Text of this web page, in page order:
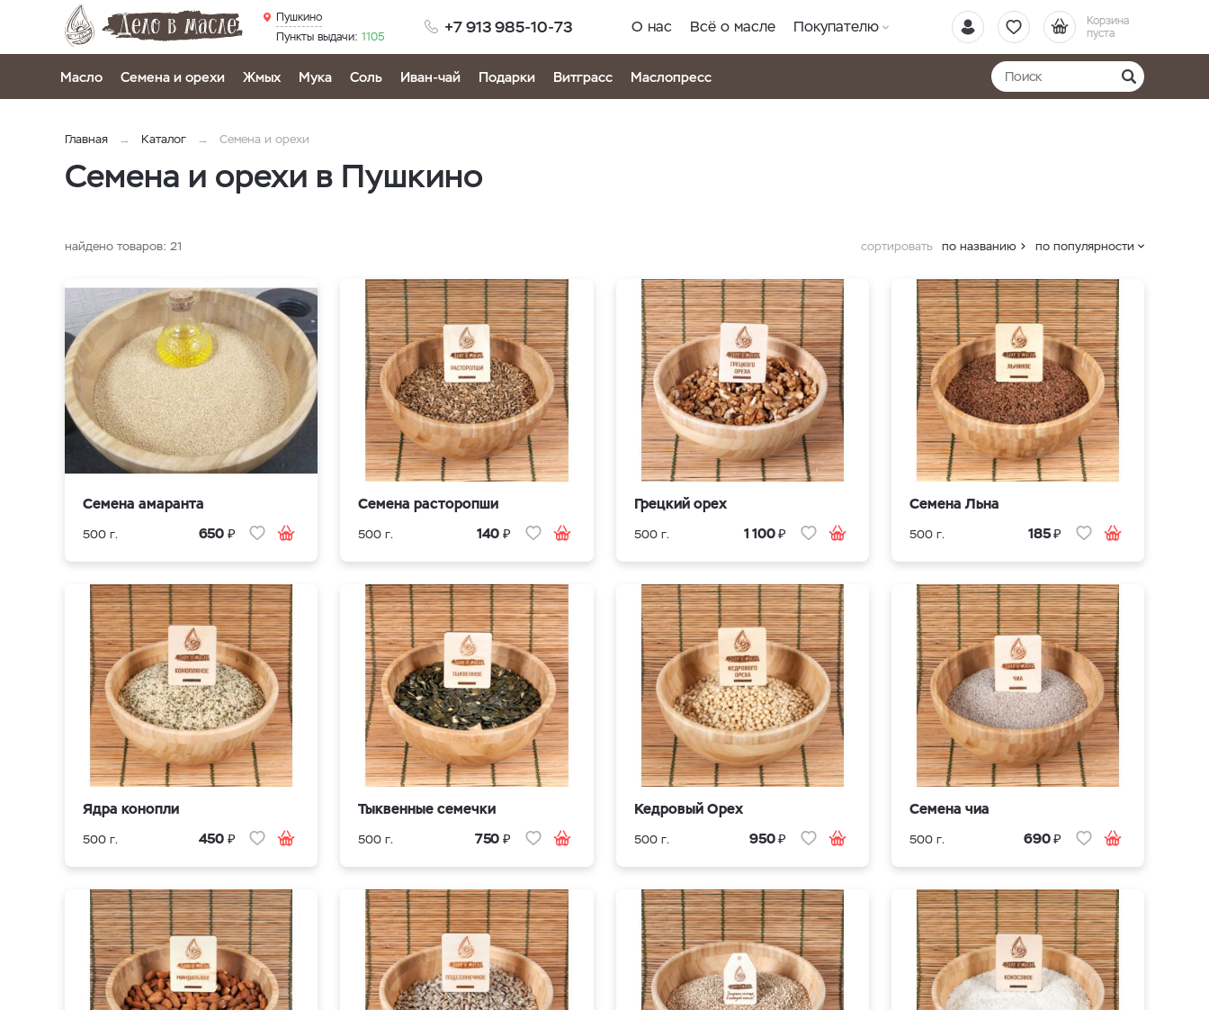
+7 913 985-10-73
Корзина
пуста
Пушкино
Пункты выдачи: 1105
О нас Всё о масле Покупателю
Масло Семена и орехи Жмых Мука Соль Иван-чай Подарки Витграсс Маслопресс
Главная Каталог Семена и орехи
Семена и орехи в Пушкино
найдено товаров: 21 сортировать по названию по популярности
Семена амаранта
500 г. 650 ₽
Семена расторопши
500 г. 140 ₽
Грецкий орех
500 г. 1 100₽
Семена Льна
500 г. 185₽
Ядра конопли
500 г. 450 ₽
Тыквенные семечки
500 г. 750 ₽
Кедровый Орех
500 г. 950₽
Семена чиа
500 г. 690₽